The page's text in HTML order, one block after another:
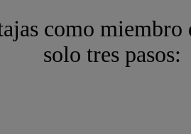
como
solo tres pasos: